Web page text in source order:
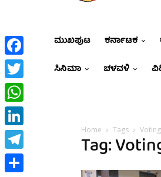
ಮುಖಪುಟ ಕರ್ನಾಟಕ
ಸಿನಿಮಾ
ಚಳವಳಿ
Home Tags
Tag:
Facebook
Twitter
WhatsApp
LinkedIn
Telegram